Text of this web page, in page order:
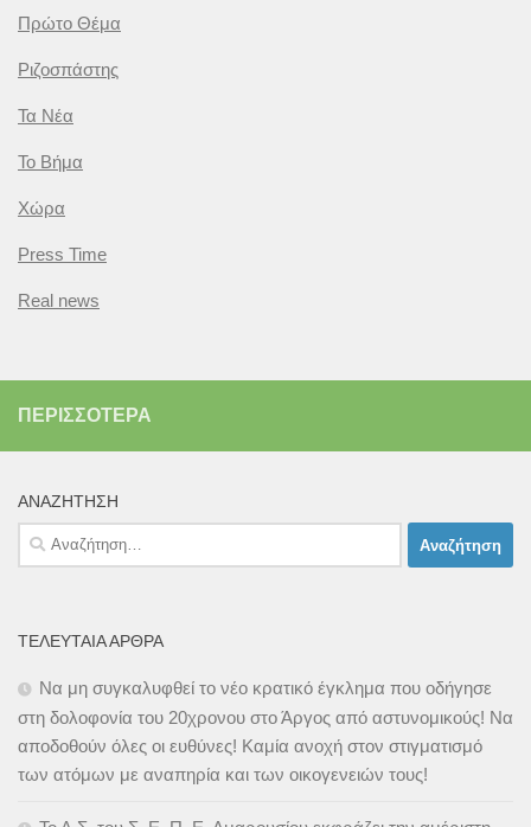
Πρώτο Θέμα
Ριζοσπάστης
Τα Νέα
Το Βήμα
Χώρα
Press Time
Real news
ΠΕΡΙΣΣΌΤΕΡΑ
ΑΝΑΖΉΤΗΣΗ
Αναζήτηση
για:
ΤΕΛΕΥΤΑΊΑ ΆΡΘΡΑ
Να μη συγκαλυφθεί το νέο κρατικό έγκλημα που οδήγησε
στη δολοφονία του 20χρονου στο Άργος από αστυνομικούς! Να
αποδοθούν όλες οι ευθύνες! Καμία ανοχή στον στιγματισμό
των ατόμων με αναπηρία και των οικογενειών τους!